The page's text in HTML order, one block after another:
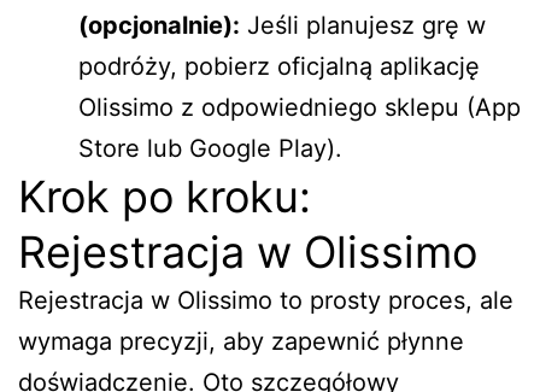
(opcjonalnie): Jeśli planujesz grę w
podróży, pobierz oficjalną aplikację
Olissimo z odpowiedniego sklepu (App
Store lub Google Play).
Krok po kroku:
Rejestracja w Olissimo
Rejestracja w Olissimo to prosty proces, ale
wymaga precyzji, aby zapewnić płynne
doświadczenie. Oto szczegółowy